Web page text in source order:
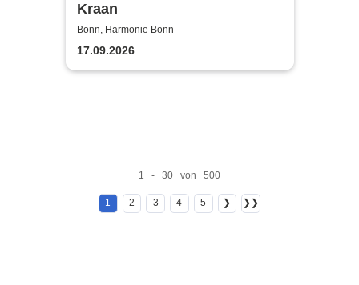
Kraan
Bonn, Harmonie Bonn
17.09.2026
1 - 30 von 500
1 2 3 4 5 ❯ ❯❯